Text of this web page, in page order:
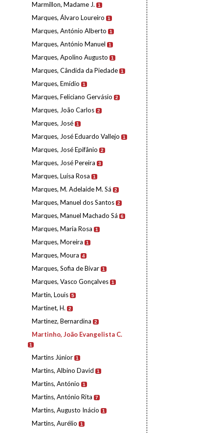
Marmillon, Madame J. 1
Marques, Álvaro Loureiro 1
Marques, António Alberto 1
Marques, António Manuel 1
Marques, Apolino Augusto 1
Marques, Cândida da Piedade 1
Marques, Emídio 1
Marques, Feliciano Gervásio 2
Marques, João Carlos 2
Marques, José 1
Marques, José Eduardo Vallejo 1
Marques, José Epifânio 2
Marques, José Pereira 3
Marques, Luísa Rosa 1
Marques, M. Adelaide M. Sá 2
Marques, Manuel dos Santos 2
Marques, Manuel Machado Sá 6
Marques, Maria Rosa 1
Marques, Moreira 1
Marques, Moura 4
Marques, Sofia de Bívar 1
Marques, Vasco Gonçalves 1
Martin, Louis 5
Martinet, H. 2
Martinez, Bernardina 2
Martinho, João Evangelista C.
1
Martins Júnior 1
Martins, Albino David 1
Martins, António 1
Martins, António Rita 7
Martins, Augusto Inácio 1
Martins, Aurélio 1